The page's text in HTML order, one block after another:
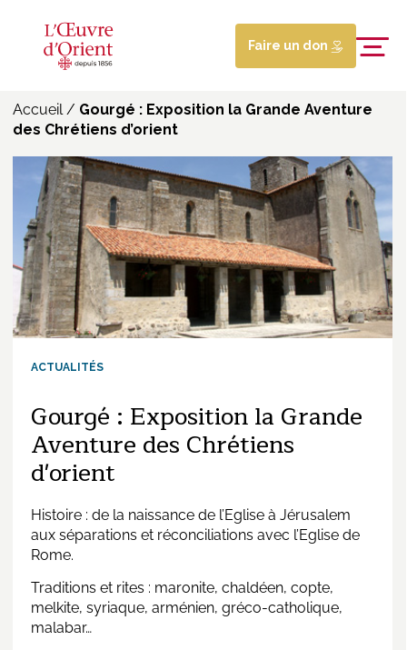
Faire un don
Accueil/ Gourgé : Exposition la Grande Aventure
des Chrétiens d’orient
ACTUALITÉS
Gourgé : Exposition la Grande
Aventure des Chrétiens
d'orient
Histoire : de la naissance de l’Eglise à Jérusalem
aux séparations et réconciliations avec l’Eglise de
Rome.
Traditions et rites : maronite, chaldéen, copte,
melkite, syriaque, arménien, gréco-catholique,
malabar…